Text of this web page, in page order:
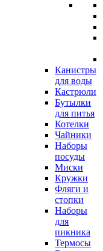
Канистры
для воды
Кастрюли
Бутылки
для питья
Котелки
Чайники
Наборы
посуды
Миски
Кружки
Фляги и
стопки
Наборы
для
пикника
Термосы